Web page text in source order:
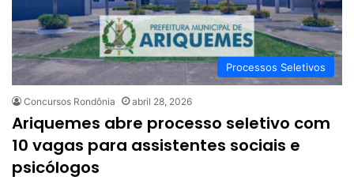
Processos Seletivos
Concursos Rondônia abril 28, 2026
Ariquemes abre processo seletivo com
10 vagas para assistentes sociais e
psicólogos